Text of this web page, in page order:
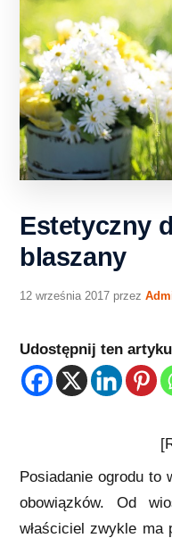
Estetyczny
blaszany
12 września 2017 przez
Udostępnij ten
Posiadanie ogrodu to
obowiązków. Od
właściciel zwykle ma